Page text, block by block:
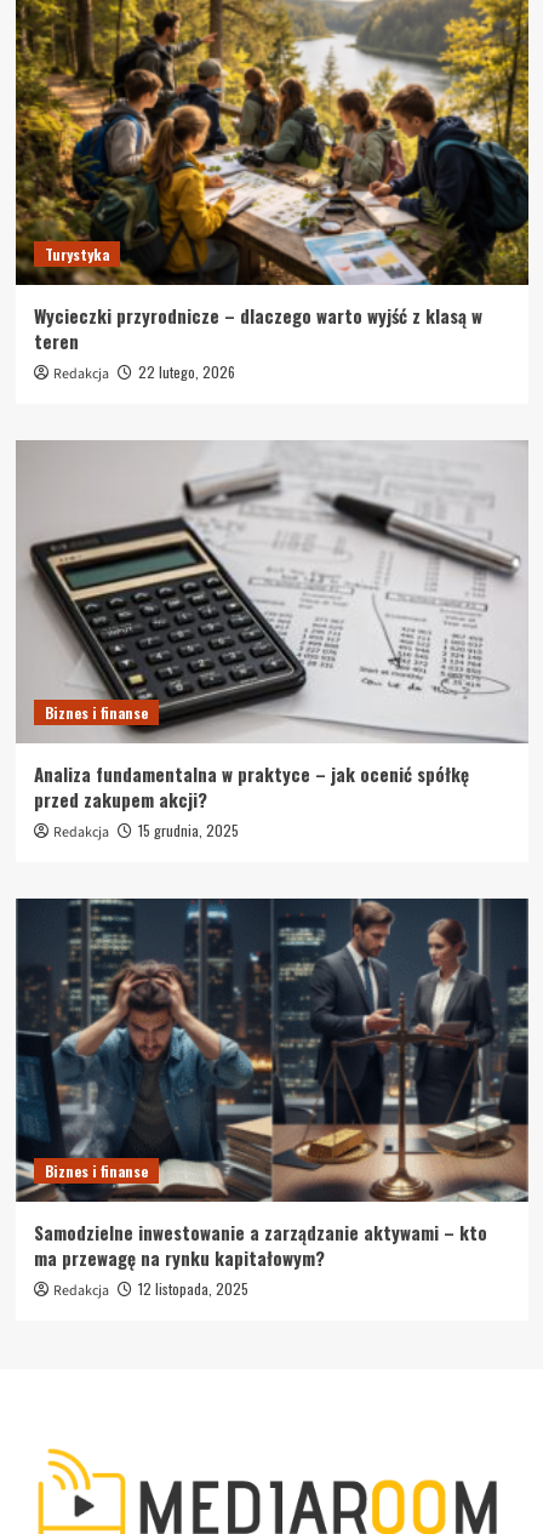
Turystyka
Wycieczki przyrodnicze – dlaczego warto wyjść z klasą w
teren
Redakcja 22 lutego, 2026
Biznes i finanse
Analiza fundamentalna w praktyce – jak ocenić spółkę
przed zakupem akcji?
Redakcja 15 grudnia, 2025
Biznes i finanse
Samodzielne inwestowanie a zarządzanie aktywami – kto
ma przewagę na rynku kapitałowym?
Redakcja 12 listopada, 2025